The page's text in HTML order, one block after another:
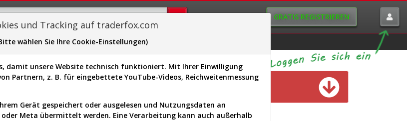
GRATIS REGISTRIEREN
Spider Easy-Scan Visualizations
nur für Premium-Kunden verfügbar
und Tracking auf traderfox.com
wählen Sie Ihre Cookie-Einstellungen)
damit unsere Website technisch funktioniert. Mit Ihrer Einwilligung
Partnern, z. B. für eingebettete YouTube-Videos, Reichweitenmessung
Gerät gespeichert oder ausgelesen und Nutzungsdaten an
Meta übermittelt werden. Eine Verarbeitung kann auch außerhalb